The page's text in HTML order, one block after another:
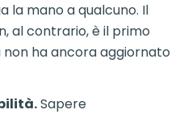
la mano a qualcuno. Il
al contrario, è il primo
ha ancora aggiornato
Sapere